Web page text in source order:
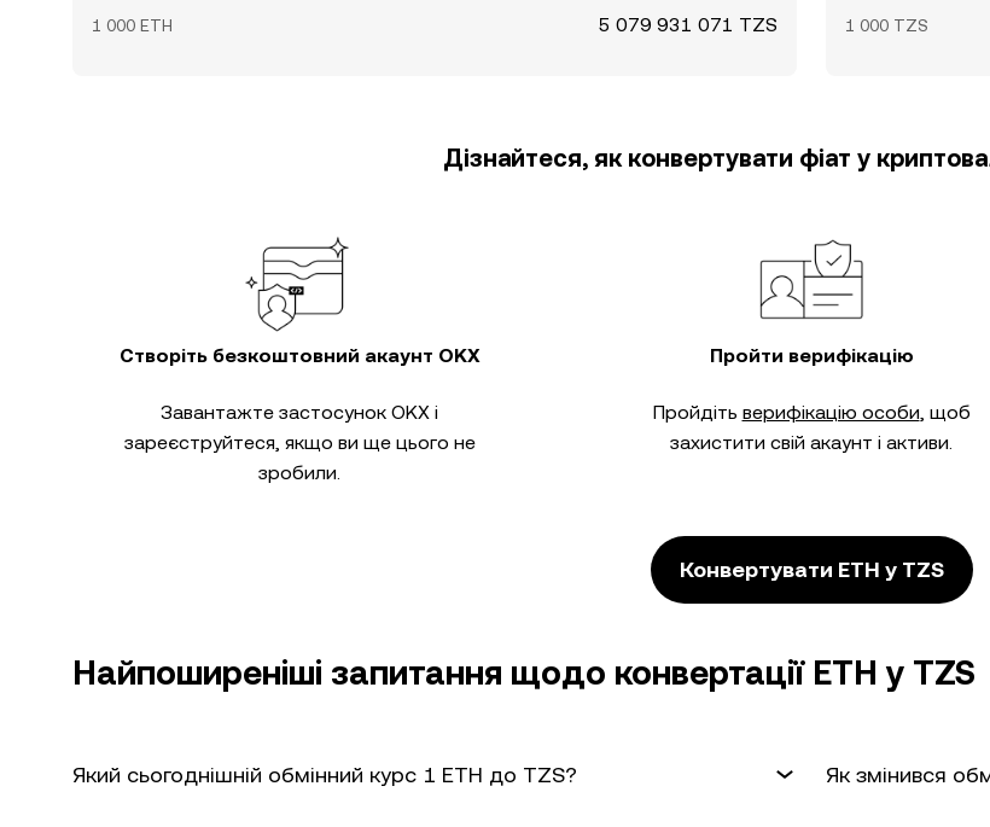
1 000 ETH 5 079 931 071 TZS 1 000 TZS
Дізнайтеся, як конвертувати фіат у
Створіть безкоштовний акаунт OKX
Завантажте застосунок OKX і
зареєструйтеся, якщо ви ще цього не
зробили.
Пройти верифікацію
Пройдіть верифікацію особи, щоб
захистити свій акаунт і активи.
Конвертувати ETH у TZS
Найпоширеніші запитання щодо конвертації ETH у TZS
Який сьогоднішній обмінний курс 1 ETH до TZS? Як змінився